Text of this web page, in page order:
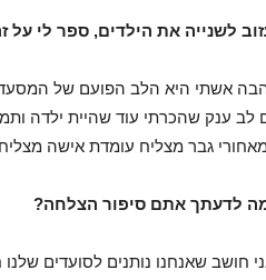
לשנייה את הילדים, ספר לי
אשתי היא הלב הפועם של
לב ענק שהכרתי עוד שהיית ילדה
גבר מצליח עומדת אישה
לדעתך אתם סיפור הצלחה?
חושב שאנחנו נותנים לסועדים